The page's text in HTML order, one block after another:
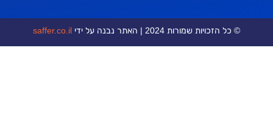
שמורות 2024 | האתר נבנה על ידי saffer.co.il